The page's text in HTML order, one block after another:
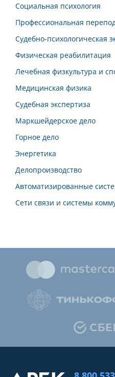
Социальная психология
Профессиональная
Судебно-психологическая
Физическая реабилитация
Лечебная физкультура и
Медицинская физика
Судебная экспертиза
Маркшейдерское дело
Горное дело
Энергетика
Делопроизводство
Автоматизированные
Сети связи и системы